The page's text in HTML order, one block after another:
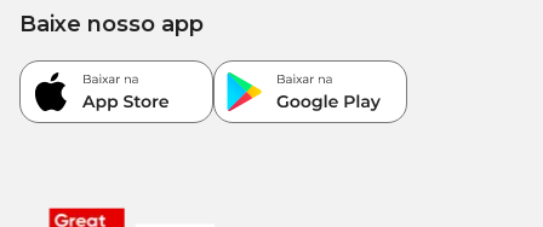
Baixe nosso app